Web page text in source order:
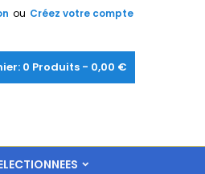
ou Créez votre compte
0 Produits - 0,00 €